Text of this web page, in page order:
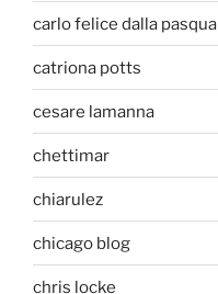
carlo felice dalla pasqua
catriona potts
cesare lamanna
chettimar
chiarulez
chicago blog
chris locke